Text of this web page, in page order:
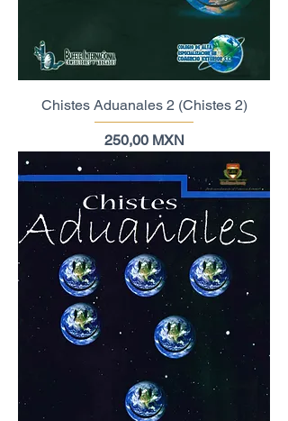
Chistes Aduanales 2 (Chistes 2)
Precio
250,00 MXN